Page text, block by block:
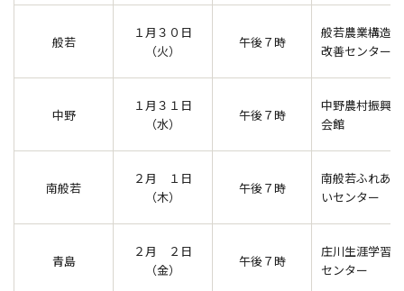
般若
１月３０日
（火）
午後７時
般若農業構造
改善センター
中野
１月３１日
（水）
午後７時
中野農村振興
会館
南般若
２月 １日
（木）
午後７時
南般若ふれあ
いセンター
青島
２月 ２日
（金）
午後７時
庄川生涯学習
センター